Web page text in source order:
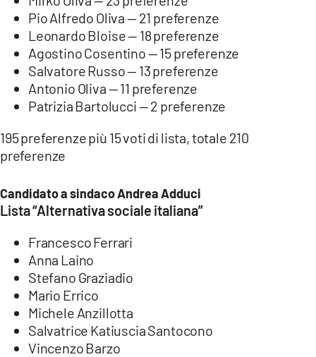
Pio Alfredo Oliva — 21 preferenze
Leonardo Bloise — 18 preferenze
Agostino Cosentino — 15 preferenze
Salvatore Russo — 13 preferenze
Antonio Oliva — 11 preferenze
Patrizia Bartolucci — 2 preferenze
195 preferenze più 15 voti di lista, totale 210
preferenze
Candidato a sindaco Andrea Adduci
Lista “Alternativa sociale italiana”
Francesco Ferrari
Anna Laino
Stefano Graziadio
Mario Errico
Michele Anzillotta
Salvatrice Katiuscia Santocono
Vincenzo Barzo